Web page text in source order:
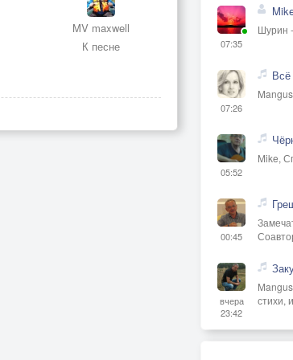
MV maxwell
К песне
07:35
Шурин
07:26
Всё
05:52
Mike,
00:45
вчера
23:42
стихи,